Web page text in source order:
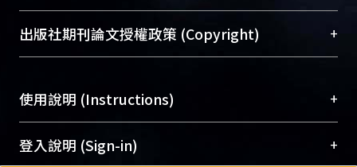
To permanently archive and promote researcher
profiles and scholarly works, Library integrates the
services of “NTU Repository” with “Academic
開放取用是從使用者角度提升資訊取用性的社會運
動，應用在學術研究上是透過將研究著作公開供使
用逐年攀升。同時可加速研究發展、提升研究影響
Archive）平台。 （點選深入了解OA）
出版社期刊論文授權政策 (Copyright) +
含部分內容的版權非匯入者所有，或由第三方贊
助與合作完成，請確認該版權所有者及第三方同
意提供此授權。
Please represent that the submission is your
使用說明 (Instructions) +
網站簡介(Quickstart Guide)
登入說明 (Sign-in) +